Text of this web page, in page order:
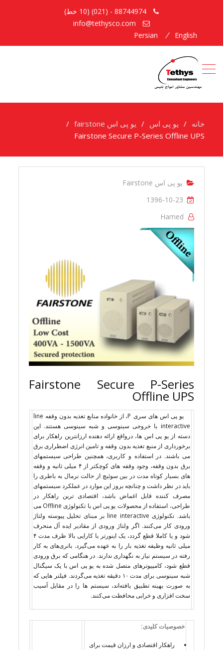
English
Persian
خانه یو پی اس
یو پی اس fairstone
Fairstone Secure P-Series Offline UPS
یو پی اس Fairstone
1396-10-23
Hamed
Fairstone Secure P-Series
Offline UPS
یو پی اس های سری P، از خانواده منابع تغذیه بدون وقفه line
interactive با خروجی سینوسی و شبه سینوسی هستند. این
دسته از یو پی اس ها، درواقع ارائه دهنده ارزانترین راهکار برای
برخورداری از منبع تغذیه بدون وقفه و تامین انرژی اضطراری برق
می باشند. در استفاده و کاربری، همچنین طراحی سیستمهای
برق بدون وقفه، وجود وقفه های کوچکتر از ۴ میلی ثانیه و وقفه
های بسیار کوتاه مدت در بین سوئیچ از حالت نرمال به باطری را
باید در نظر داشت و چنانچه بروز این موارد در عملکرد سیستمهای
مصرف کننده قابل اغماض باشد، اقتصادی ترین راهکار در
طراحی، استفاده از محصولات یو پی اس با تکنولوژی Offline می
باشد. تکنولوژی line interactive بر مبنای تحلیل پیوسته ولتاژ
ورودی کار می‌کنند. اگر ولتاژ ورودی از مقادیر ایده آل منحرف
شود و یا کاملا قطع گردد، یک اینورتر با کارایی بالا ظرف مدت ۴
میلی ثانیه وظیفه تغذیه بار را به عهده می‌گیرد. باتری‌های به کار
رفته در سیستم نیاز به نگهداری ندارند. در هنگامی که برق ورودی
قطع شود، کامپیوتر‌های متصل شده به یو پی اس با یک سیگنال
شبه سینوسی برای مدت ۱۰ دقیقه تغذیه می‌گردند. فیلتر هایی که
به صورت بهینه تطبیق یافته‌اند، سیستم ها را در مقابل آسیب
سخت افزاری و خرابی محافظت می‌کنند.
خصوصیات کلیدی:
راهکار اقتصادی و ارزان قیمت برای